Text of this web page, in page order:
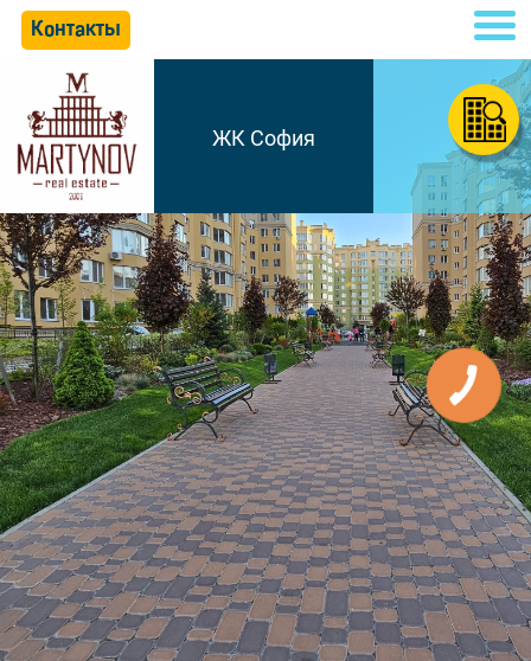
Контакты
ЖК София